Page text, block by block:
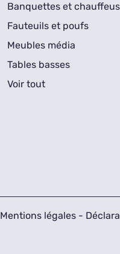
Banquettes et
Fauteuils et poufs
Meubles média
Tables basses
Voir tout
Mentions légales -